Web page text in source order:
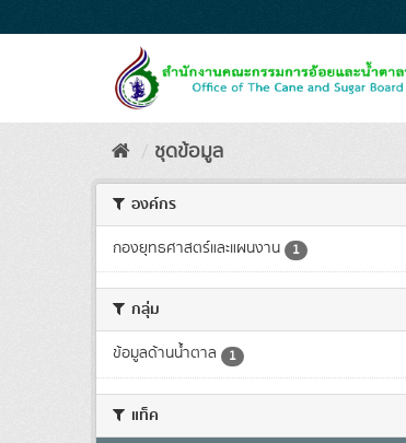
to
ชุดข้อมูล
องค์กร
กองยุทธศาสตร์และแผนงาน 1
กลุ่ม
ข้อมูลด้านน้ำตาล 1
แท็ค